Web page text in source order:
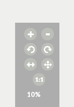
10%